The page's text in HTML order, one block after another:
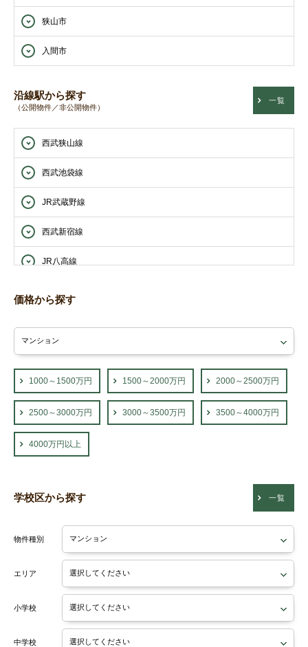
狭山市
入間市
沿線駅から探す
（公開物件／非公開物件）
一覧
西武狭山線
西武池袋線
JR武蔵野線
西武新宿線
JR八高線
JR青梅線
価格から探す
1000～1500万円 1500～2000万円 2000～2500万円
2500～3000万円 3000～3500万円 3500～4000万円
4000万円以上
学校区から探す 一覧
物件種別
エリア
小学校
中学校